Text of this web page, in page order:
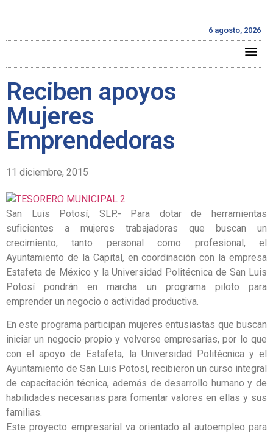
6 agosto, 2026
Reciben apoyos
Mujeres
Emprendedoras
11 diciembre, 2015
San Luis Potosí, SLP.- Para dotar de herramientas
suficientes a mujeres trabajadoras que buscan un
crecimiento, tanto personal como profesional, el
Ayuntamiento de la Capital, en coordinación con la empresa
Estafeta de México y la Universidad Politécnica de San Luis
Potosí pondrán en marcha un programa piloto para
emprender un negocio o actividad productiva.
En este programa participan mujeres entusiastas que buscan
iniciar un negocio propio y volverse empresarias, por lo que
con el apoyo de Estafeta, la Universidad Politécnica y el
Ayuntamiento de San Luis Potosí, recibieron un curso integral
de capacitación técnica, además de desarrollo humano y de
habilidades necesarias para fomentar valores en ellas y sus
familias.
Este proyecto empresarial va orientado al autoempleo para